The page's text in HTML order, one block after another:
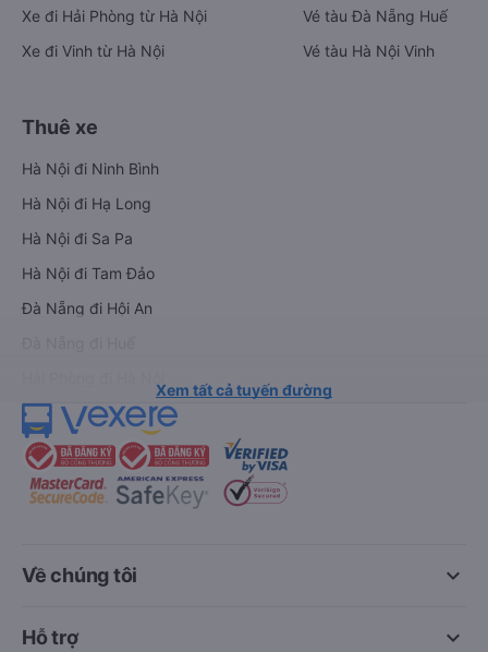
Xe đi Hải Phòng từ Hà Nội
Xe đi Vinh từ Hà Nội
Vé tàu Đà Nẵng Huế
Vé tàu Hà Nội Vinh
Thuê xe
Hà Nội đi Ninh Bình
Hà Nội đi Hạ Long
Hà Nội đi Sa Pa
Hà Nội đi Tam Đảo
Đà Nẵng đi Hội An
Xem tất cả tuyến đường
keyboard_arrow_down
Về chúng tôi
keyboard_arrow_down
Hỗ trợ